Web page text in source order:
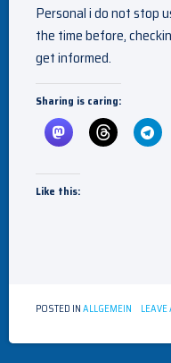
Personal i do not stop
the time before,
get informed.
Sharing is caring:
Like this:
POSTED INALLGEMEIN